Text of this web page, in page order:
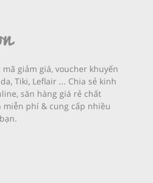
giảm giá, voucher khuyến
Tiki, Leflair ... Chia sẻ kinh
săn hàng giá rẻ chất
miễn phí & cung cấp nhiều